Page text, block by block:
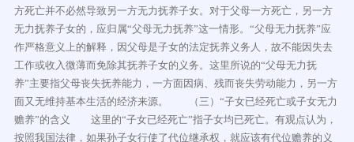
方死亡并不必然导致另一方无力抚养子女。对于父母一方死亡，另一方
无力抚养子女的，应归属“父母无力抚养”这一情形。“父母无力抚养”应
作严格意义上的解释，因父母是子女的法定抚养义务人，故不能因失去
工作或收入微薄而免除其抚养子女的义务。这里所说的“父母无力抚
养”主要指父母丧失抚养能力，一方面因病、残而丧失劳动能力，另一方
面又无维持基本生活的经济来源。 （三）“子女已经死亡或子女无力
赡养”的含义 这里的“子女已经死亡”指子女均已死亡。有观点认为，
按照我国法律，如果孙子女行使了代位继承权，就应该有代位赡养的义